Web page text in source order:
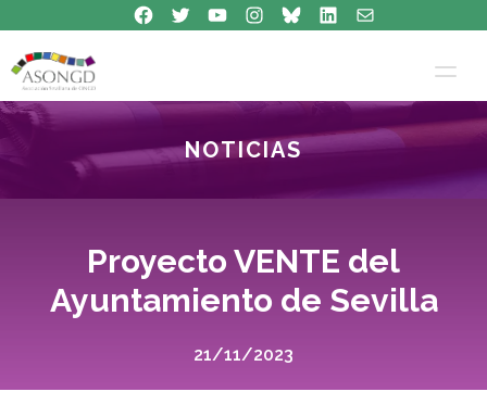
al
contenido
Síguenos en Facebook
Síguenos en Twitter
Síguenos en Youtube
Síguenos en Instagram
Bluesky
Síguenos en Linkedin
contacto
NOTICIAS
Proyecto VENTE del
Ayuntamiento de Sevilla
21/11/2023